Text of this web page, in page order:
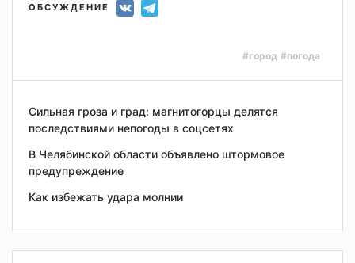
ОБСУЖДЕНИЕ
#город #погода
Сильная гроза и град: магнитогорцы делятся
последствиями непогоды в соцсетях
В Челябинской области объявлено штормовое
предупреждение
Как избежать удара молнии